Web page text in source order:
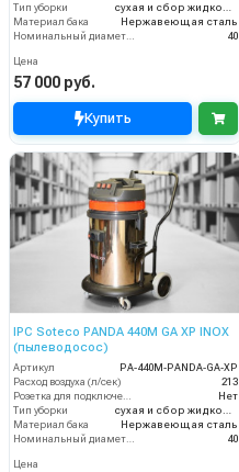
Тип уборки
Материал бака
Нержавеющая сталь
40
Цена
57 000 руб.
Купить
IPC Soteco PANDA 440M GA XP INOX
(пылеводосос)
Артикул
PA-440M-PANDA-GA-XP
Расход воздуха (л/сек)
213
Розетка для подключения инструмента
Нет
Тип уборки
сухая и сбор жидкостей
Материал бака
Нержавеющая сталь
Номинальный диаметр принадлежностей (мм)
40
Цена